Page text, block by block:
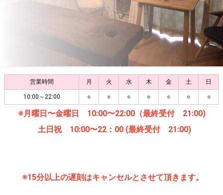
営業時間 月 火 水 木 金 土 日
10:00～22:00 ○ ○ ○ ○ ○ ○ ○
※月曜日〜金曜日 10:00〜22:00（最終受付 21:00)
土日祝 10:00〜22：00 (最終受付 21:00)
※15分以上の遅刻はキャンセルとさせて頂きます。